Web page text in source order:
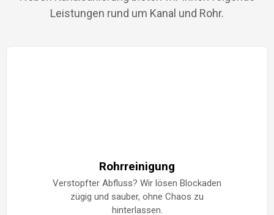
Leistungen rund um Kanal und Rohr.
Rohrreinigung
Verstopfter Abfluss? Wir lösen Blockaden
zügig und sauber, ohne Chaos zu
hinterlassen.